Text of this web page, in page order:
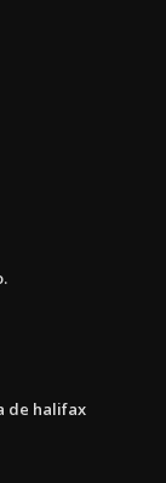
de halifax